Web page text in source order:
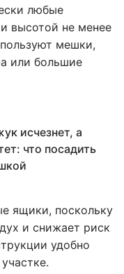
любые
высотой не менее
мешки,
или большие
исчезнет, а
что посадить
ящики, поскольку
и снижает риск
удобно